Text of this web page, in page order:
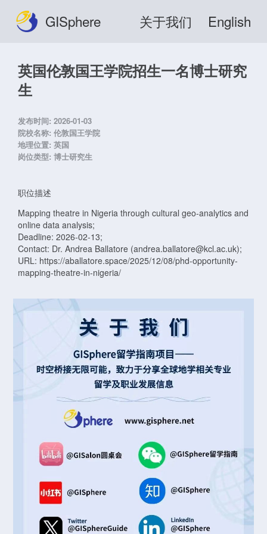
GISphere 关于我们 English
英国伦敦国王学院招生一名博士研究
生
发布时间: 2026-01-03
院校名称: 伦敦国王学院
地理位置: 英国
岗位类型: 博士研究生
职位描述
Mapping theatre in Nigeria through cultural geo-analytics and
online data analysis;
Deadline: 2026-02-13;
Contact: Dr. Andrea Ballatore (andrea.ballatore@kcl.ac.uk);
URL: https://aballatore.space/2025/12/08/phd-opportunity-
mapping-theatre-in-nigeria/